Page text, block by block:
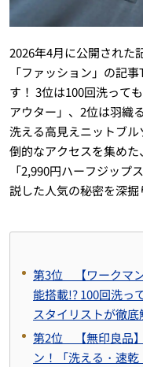
2026年4月に公開された
「ファッション」の記
す！ 3位は100回洗って
アウター」、2位は羽織
洗える高見えニットブ
倒的なアクセスを集め
「2,990円ハーフジップ
説した人気の秘密を深掘
第3位 【ワークマ
能搭載!? 100回洗っ
スタイリストが徹底
第2位 【無印良品
ン！「洗える・速